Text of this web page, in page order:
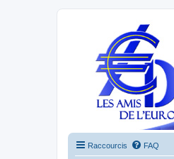
Raccourcis FAQ